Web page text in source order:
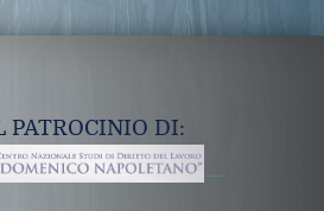
PATROCINIO DI: